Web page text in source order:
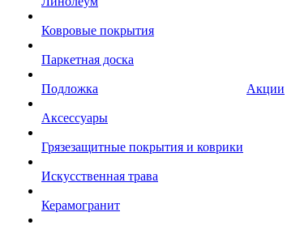
Ковровые покрытия
Паркетная доска
Подложка
Аксессуары
Грязезащитные покрытия и коврики
Искусственная трава
Керамогранит
Акции